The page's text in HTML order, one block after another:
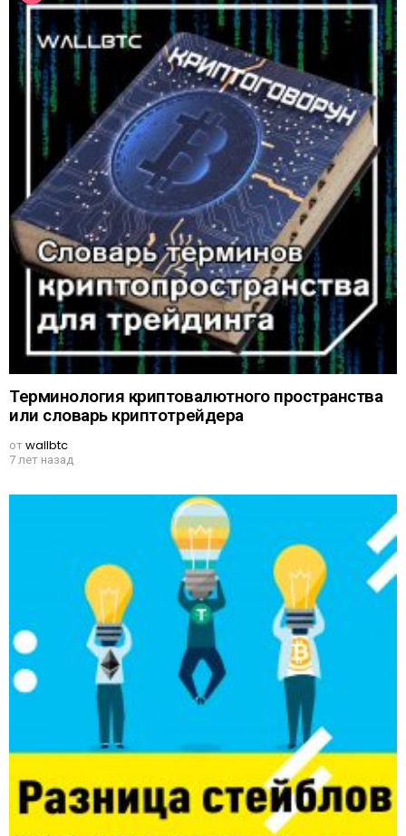
Терминология криптовалютного пространства
или словарь криптотрейдера
отwallbtc
7 лет назад